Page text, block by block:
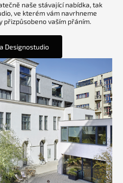
naše stávající nabídka, tak
ve kterém vám navrhneme
přizpůsobeno vaším přáním.
Designostudio